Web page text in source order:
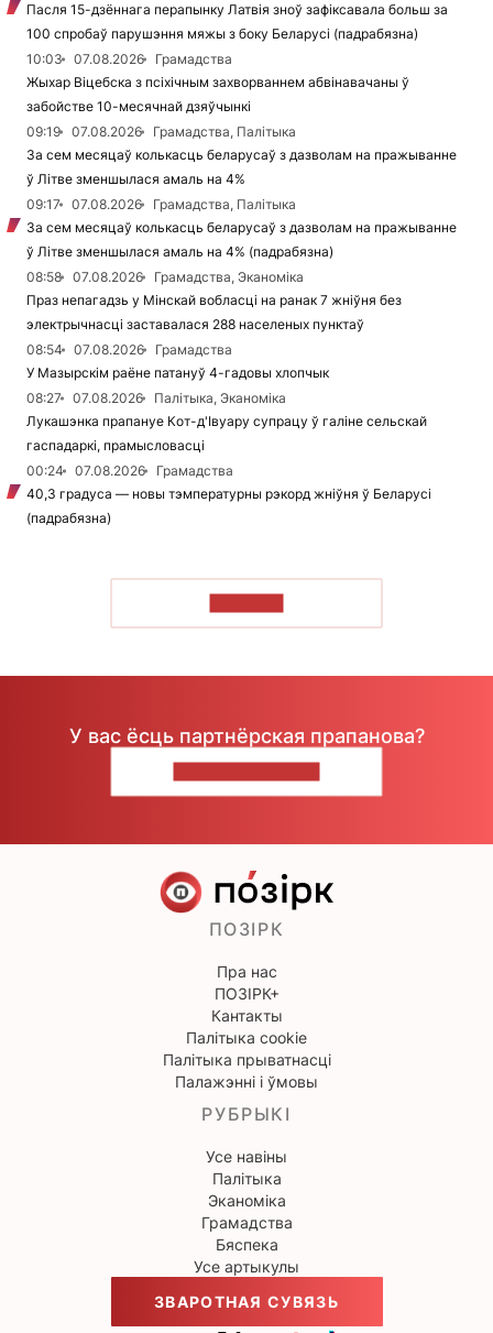
Пасля 15-дзённага перапынку Латвія зноў зафіксавала больш за
100 спробаў парушэння мяжы з боку Беларусі (падрабязна)
10:03
07.08.2026
Грамадства
Жыхар Віцебска з псіхічным захворваннем абвінавачаны ў
забойстве 10-месячнай дзяўчынкі
09:19
07.08.2026
Грамадства, Палітыка
За сем месяцаў колькасць беларусаў з дазволам на пражыванне
ў Літве зменшылася амаль на 4%
09:17
07.08.2026
Грамадства, Палітыка
За сем месяцаў колькасць беларусаў з дазволам на пражыванне
ў Літве зменшылася амаль на 4% (падрабязна)
08:58
07.08.2026
Грамадства, Эканоміка
Праз непагадзь у Мінскай вобласці на ранак 7 жніўня без
электрычнасці заставалася 288 населеных пунктаў
08:54
07.08.2026
Грамадства
У Мазырскім раёне патануў 4-гадовы хлопчык
08:27
07.08.2026
Палітыка, Эканоміка
Лукашэнка прапануе Кот-д'Івуару супрацу ў галіне сельскай
гаспадаркі, прамысловасці
00:24
07.08.2026
Грамадства
40,3 градуса — новы тэмпературны рэкорд жніўня ў Беларусі
(падрабязна)
У вас ёсць партнёрская прапанова?
ПОЗІРК
Пра нас
ПОЗІРК+
Кантакты
Палітыка cookie
Палітыка прыватнасці
Палажэнні і ўмовы
РУБРЫКІ
Усе навіны
Палітыка
Эканоміка
Грамадства
Бяспека
Усе артыкулы
ЗВАРОТНАЯ СУВЯЗЬ